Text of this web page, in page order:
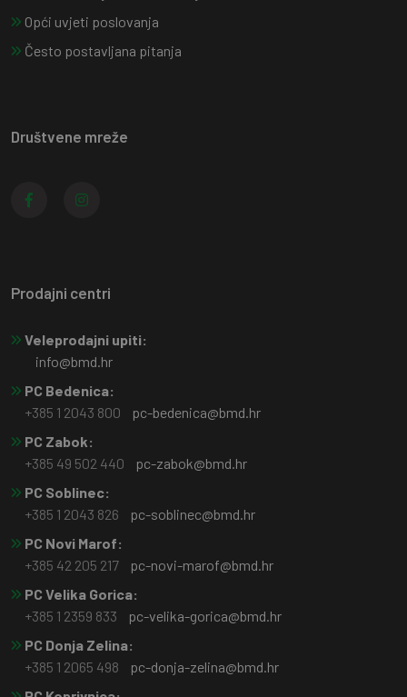
Opći uvjeti poslovanja
Često postavljana pitanja
Društvene mreže
Prodajni centri
Veleprodajni upiti:
info@bmd.hr
PC Bedenica:
+385 1 2043 800
pc-bedenica@bmd.hr
PC Zabok:
+385 49 502 440
pc-zabok@bmd.hr
PC Soblinec:
+385 1 2043 826
pc-soblinec@bmd.hr
PC Novi Marof:
+385 42 205 217
pc-novi-marof@bmd.hr
PC Velika Gorica:
+385 1 2359 833
pc-velika-gorica@bmd.hr
PC Donja Zelina:
+385 1 2065 498
pc-donja-zelina@bmd.hr